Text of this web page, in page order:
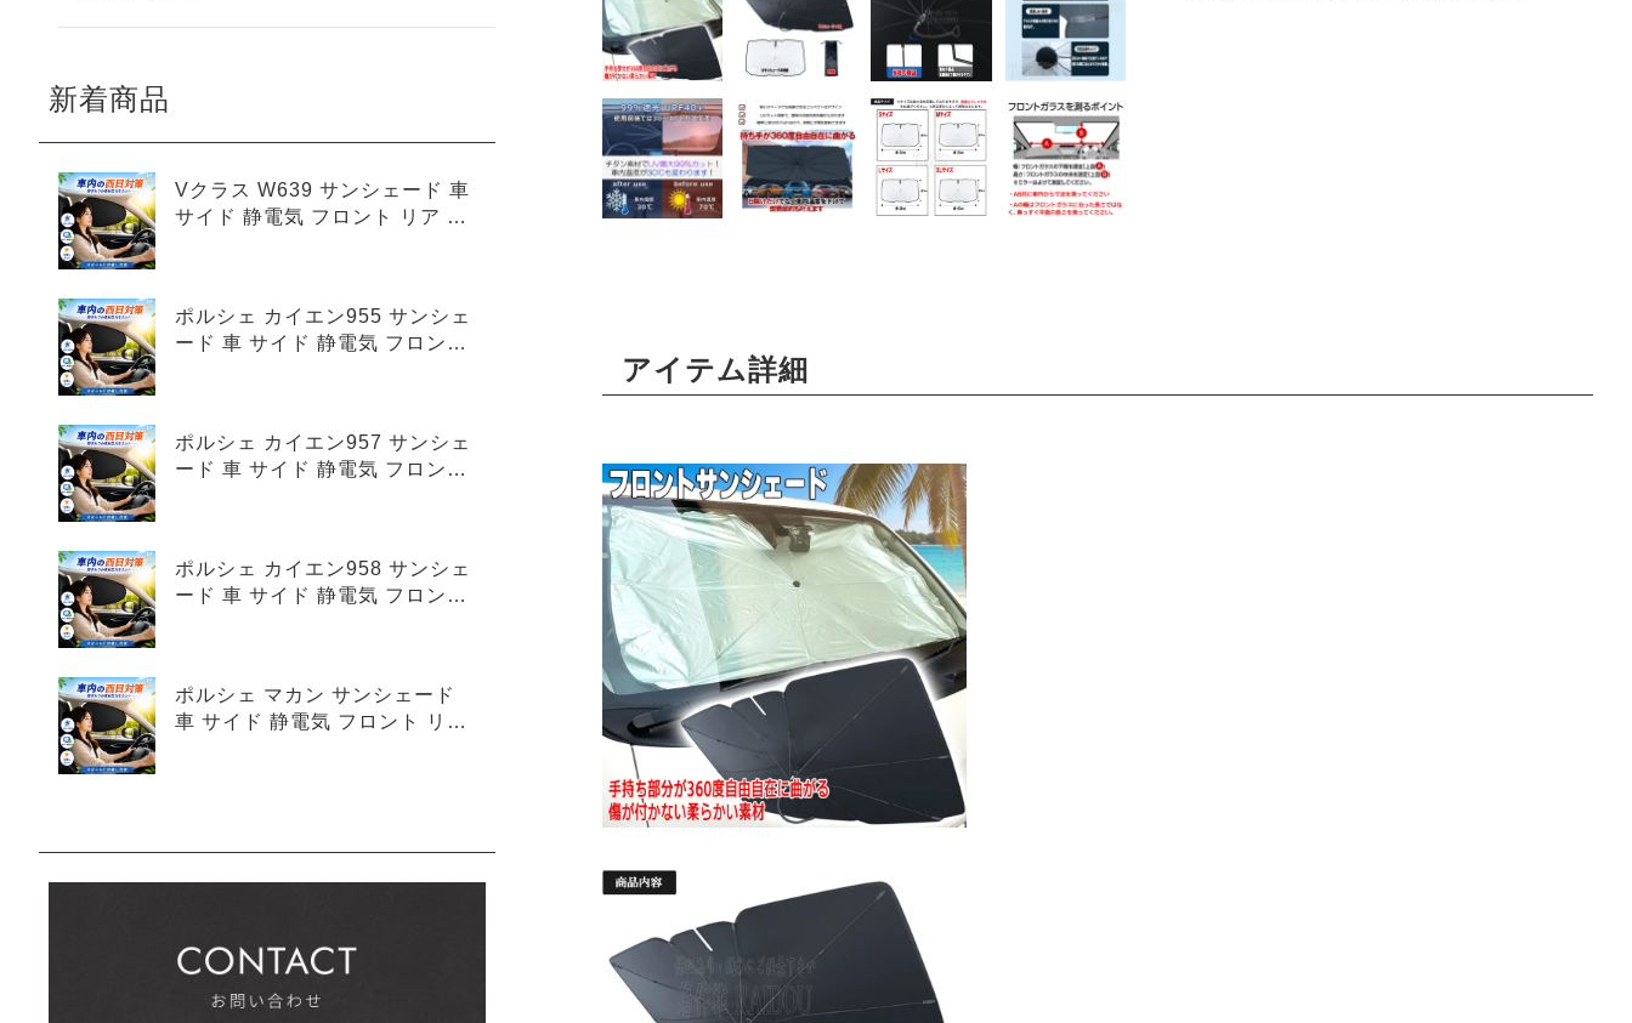
アイテム詳細
新着商品
Vクラス W639 サンシェード 車
サイド 静電気 フロント リア 4
ポルシェ カイエン955 サンシェ
ード 車 サイド 静電気 フロント
ポルシェ カイエン957 サンシェ
ード 車 サイド 静電気 フロント
ポルシェ カイエン958 サンシェ
ード 車 サイド 静電気 フロント
ポルシェ マカン サンシェード
車 サイド 静電気 フロント リア